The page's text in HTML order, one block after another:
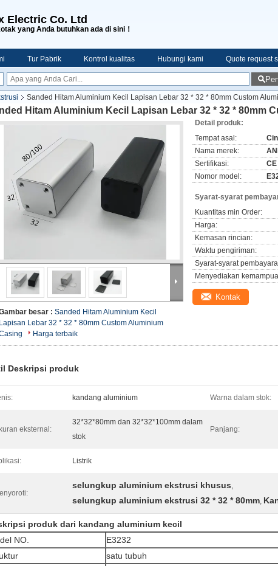
Electric Co. Ltd
yang Anda butuhkan ada di sini！
Tur Pabrik Kontrol kualitas Hubungi kami Quote request
Sanded Hitam Aluminium Kecil Lapisan Lebar 32 * 32 * 80mm Custom
Hitam Aluminium Kecil Lapisan Lebar 32 * 32 * 80mm
besar : Sanded Hitam Aluminium Kecil
Lapisan Lebar 32 * 32 * 80mm Custom Aluminium
Harga terbaik
Detail produk:
Tempat asal:
Nama merek:
Sertifikasi:
CE
Nomor model:
Syarat-syarat
Kuantitas min Order:
Harga:
Kemasan rincian:
Waktu pengiriman:
Syarat-syarat
Menyediakan
Kontak
Deskripsi produk
kandang aluminium Warna dalam stok:
eksternal:
32*32*80mm dan 32*32*100mm dalam
stok
Panjang:
Listrik
selungkup aluminium ekstrusi khusus,
selungkup aluminium ekstrusi 32 * 32 * 80mm,
produk dari kandang aluminium kecil
NO.
E3232
satu tubuh